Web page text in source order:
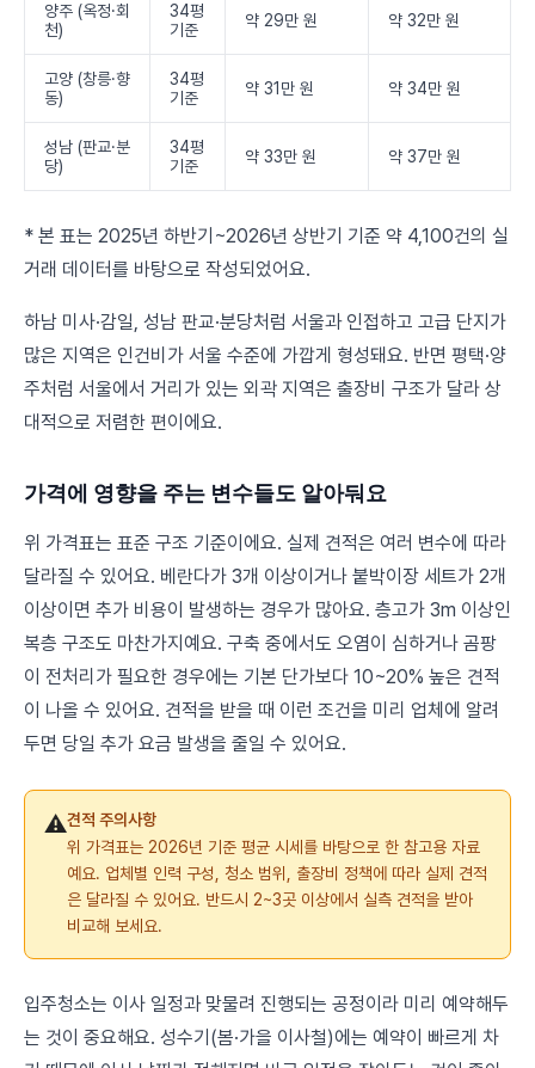
양주 (옥정·회
천)
34평
기준
약 29만 원 약 32만 원
고양 (창릉·향
동)
34평
기준
약 31만 원 약 34만 원
성남 (판교·분
당)
34평
기준
약 33만 원 약 37만 원
* 본 표는 2025년 하반기~2026년 상반기 기준 약 4,100건의 실
거래 데이터를 바탕으로 작성되었어요.
하남 미사·감일, 성남 판교·분당처럼 서울과 인접하고 고급 단지가
많은 지역은 인건비가 서울 수준에 가깝게 형성돼요. 반면 평택·양
주처럼 서울에서 거리가 있는 외곽 지역은 출장비 구조가 달라 상
대적으로 저렴한 편이에요.
가격에 영향을 주는 변수들도 알아둬요
위 가격표는 표준 구조 기준이에요. 실제 견적은 여러 변수에 따라
달라질 수 있어요. 베란다가 3개 이상이거나 붙박이장 세트가 2개
이상이면 추가 비용이 발생하는 경우가 많아요. 층고가 3m 이상인
복층 구조도 마찬가지예요. 구축 중에서도 오염이 심하거나 곰팡
이 전처리가 필요한 경우에는 기본 단가보다 10~20% 높은 견적
이 나올 수 있어요. 견적을 받을 때 이런 조건을 미리 업체에 알려
두면 당일 추가 요금 발생을 줄일 수 있어요.
⚠️견적 주의사항
위 가격표는 2026년 기준 평균 시세를 바탕으로 한 참고용 자료
예요. 업체별 인력 구성, 청소 범위, 출장비 정책에 따라 실제 견적
은 달라질 수 있어요. 반드시 2~3곳 이상에서 실측 견적을 받아
비교해 보세요.
입주청소는 이사 일정과 맞물려 진행되는 공정이라 미리 예약해두
는 것이 중요해요. 성수기(봄·가을 이사철)에는 예약이 빠르게 차